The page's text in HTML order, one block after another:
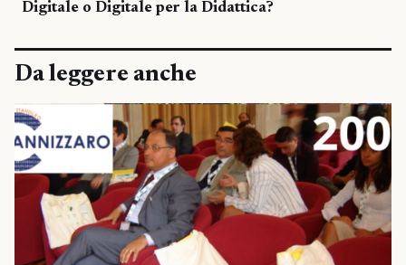
Digitale o Digitale per la Didattica?
Da leggere anche